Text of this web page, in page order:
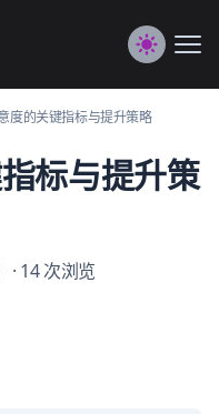
Switch
度的关键指标与提升策略
标与提升策
· 14 次浏览